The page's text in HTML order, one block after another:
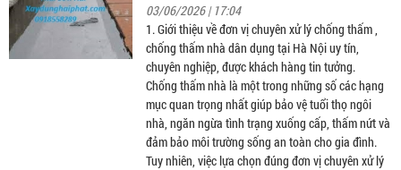
03/06/2026 | 17:04
1. Giới thiệu về đơn vị chuyên xử lý chống thấm ,
chống thấm nhà dân dụng tại Hà Nội uy tín,
chuyên nghiệp, được khách hàng tin tưởng.
Chống thấm nhà là một trong những số các hạng
mục quan trọng nhất giúp bảo vệ tuổi thọ ngôi
nhà, ngăn ngừa tình trạng xuống cấp, thấm nứt và
đảm bảo môi trường sống an toàn cho gia đình.
Tuy nhiên, việc lựa chọn đúng đơn vị chuyên xử lý